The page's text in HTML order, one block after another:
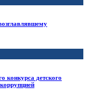
конкурса детского